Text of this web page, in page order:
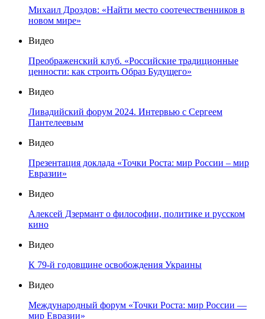
Михаил Дроздов: «Найти место соотечественников в
новом мире»
Видео
Преображенский клуб. «Российские традиционные
ценности: как строить Образ Будущего»
Видео
Ливадийский форум 2024. Интервью с Сергеем
Пантелеевым
Видео
Презентация доклада «Точки Роста: мир России – мир
Евразии»
Видео
Алексей Дзермант о философии, политике и русском
кино
Видео
К 79-й годовщине освобождения Украины
Видео
Международный форум «Точки Роста: мир России —
мир Евразии»